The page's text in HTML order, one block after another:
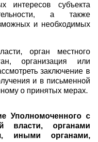
интересов субъекта
а также
и необходимых
орган местного
организация или
заключение в
и в письменной
о принятых мерах.
Уполномоченного с
власти, органами
иными органами,